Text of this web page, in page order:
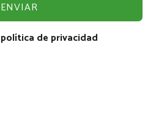
política de privacidad